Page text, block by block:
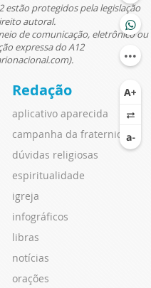
estão protegidos pela legislação
autoral.
de comunicação, eletrônico ou
expressa do A12
Redação
aplicativo aparecida
campanha da fraternidade
dúvidas religiosas
espiritualidade
igreja
infográficos
libras
notícias
orações